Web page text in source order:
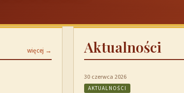
więcej → Aktualności
30 czerwca 2026
AKTUALNOŚCI